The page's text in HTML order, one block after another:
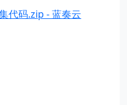
代码.zip - 蓝奏云